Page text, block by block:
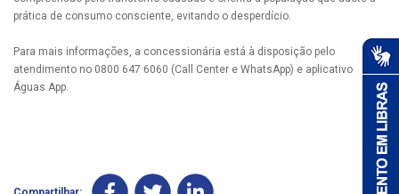
prática de consumo consciente, evitando o desperdício.
Para mais informações, a concessionária está à disposição pelo
atendimento no 0800 647 6060 (Call Center e WhatsApp) e aplicativo
Águas App.